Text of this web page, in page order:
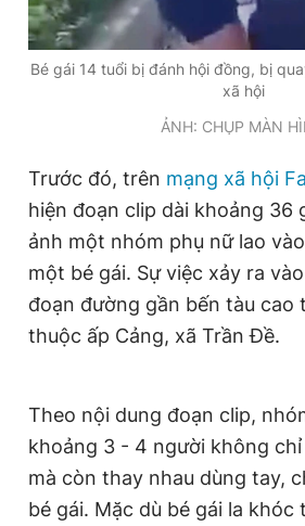
Hotline
0906 645 777
Liên hệ
0908
RSS
Tổng biên tập: Nguyễn Ngọc Toàn
Phó tổng biên tập: Lâm Hiếu Dũng
Phó tổng biên tập: Trần Việt Hưng
Tổng thư ký tòa soạn: Đức Trung
Giấy phép xuất bản số 110/GP - BTTTT
© 2003-2026 Bản quyền thuộc về Báo
chép dưới mọi hình thức nếu không có
bản. Phát triển bởi ePi Technologies,
Bé gái 14 tuổi bị đánh hội đồng, bị
xã hội
ẢNH: CHỤP MÀN
Trước đó, trên mạng xã hội
hiện đoạn clip dài khoảng 36
ảnh một nhóm phụ nữ lao
một bé gái. Sự việc xảy ra
đoạn đường gần bến tàu cao
thuộc ấp Cảng, xã Trần Đề.
Theo nội dung đoạn clip,
khoảng 3 - 4 người không
mà còn thay nhau dùng tay,
bé gái. Mặc dù bé gái la khóc